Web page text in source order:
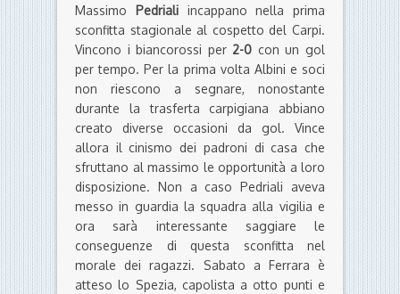
Massimo Pedriali incappano nella prima
sconfitta stagionale al cospetto del Carpi.
Vincono i biancorossi per 2-0 con un gol
per tempo. Per la prima volta Albini e soci
non riescono a segnare, nonostante
durante la trasferta carpigiana abbiano
creato diverse occasioni da gol. Vince
allora il cinismo dei padroni di casa che
sfruttano al massimo le opportunità a loro
disposizione. Non a caso Pedriali aveva
messo in guardia la squadra alla vigilia e
ora sarà interessante saggiare le
conseguenze di questa sconfitta nel
morale dei ragazzi. Sabato a Ferrara è
atteso lo Spezia, capolista a otto punti e